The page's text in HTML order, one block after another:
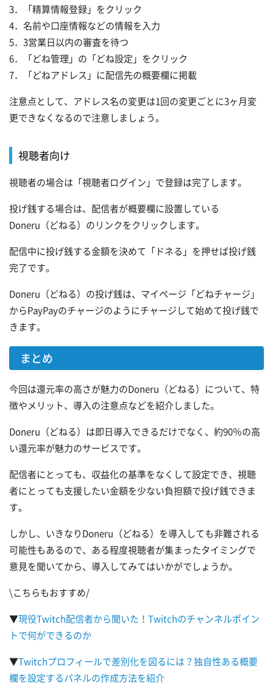
3．「精算情報登録」をクリック
4．名前や口座情報などの情報を入力
5．3営業日以内の審査を待つ
6．「どね管理」の「どね設定」をクリック
7．「どねアドレス」に配信先の概要欄に掲載
注意点として、アドレス名の変更は1回の変更ごとに3ヶ月変
更できなくなるので注意しましょう。
視聴者向け
視聴者の場合は「視聴者ログイン」で登録は完了します。
投げ銭する場合は、配信者が概要欄に設置している
Doneru（どねる）のリンクをクリックします。
配信中に投げ銭する金額を決めて「ドネる」を押せば投げ銭
完了です。
Doneru（どねる）の投げ銭は、マイページ「どねチャージ」
からPayPayのチャージのようにチャージして始めて投げ銭で
きます。
まとめ
今回は還元率の高さが魅力のDoneru（どねる）について、特
徴やメリット、導入の注意点などを紹介しました。
Doneru（どねる）は即日導入できるだけでなく、約90％の高
い還元率が魅力のサービスです。
配信者にとっても、収益化の基準をなくして設定でき、視聴
者にとっても支援したい金額を少ない負担額で投げ銭できま
す。
しかし、いきなりDoneru（どねる）を導入しても非難される
可能性もあるので、ある程度視聴者が集まったタイミングで
意見を聞いてから、導入してみてはいかがでしょうか。
\こちらもおすすめ/
▼現役Twitch配信者から聞いた！Twitchのチャンネルポイン
トで何ができるのか
▼Twitchプロフィールで差別化を図るには？独自性ある概要
欄を設定するパネルの作成方法を紹介